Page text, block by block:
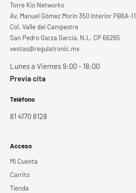
Torre Kio Networks
Av. Manuel Gómez Morin 350 Interior PB6A-11
Col. Valle del Campestre
San Pedro Garza García, N.L. CP 66265
ventas@regulatronic.mx
Lunes a Viernes 9:00 - 18:00
Previa cita
Teléfono
81 4170 8128
Acceso
Mi Cuenta
Carrito
Tienda